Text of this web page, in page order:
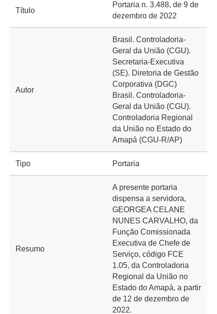
Título
Portaria n. 3.488, de 9 de
dezembro de 2022
Autor
Brasil. Controladoria-
Geral da União (CGU).
Secretaria-Executiva
(SE). Diretoria de Gestão
Corporativa (DGC)
Brasil. Controladoria-
Geral da União (CGU).
Controladoria Regional
da União no Estado do
Amapá (CGU-R/AP)
Tipo Portaria
Resumo
A presente portaria
dispensa a servidora,
GEORGEA CELANE
NUNES CARVALHO, da
Função Comissionada
Executiva de Chefe de
Serviço, código FCE
1.05, da Controladoria
Regional da União no
Estado do Amapá, a partir
de 12 de dezembro de
2022.